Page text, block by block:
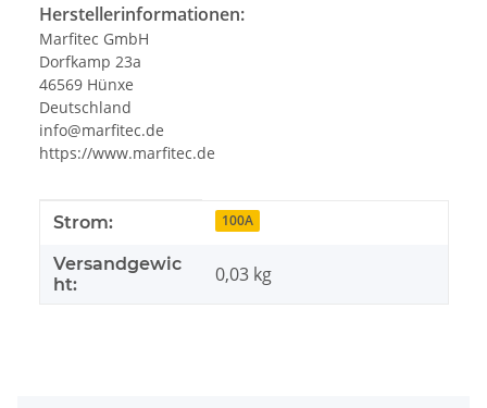
Herstellerinformationen:
Marfitec GmbH
Dorfkamp 23a
46569 Hünxe
Deutschland
info@marfitec.de
https://www.marfitec.de
Produkteigenschaft
Wert
Strom: 100A
Versandgewic
ht:
0,03 kg